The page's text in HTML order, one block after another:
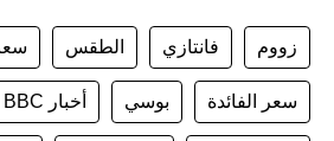
زووم فانتازي الطقس
سعر الفائدة بوسي أخبار BBC